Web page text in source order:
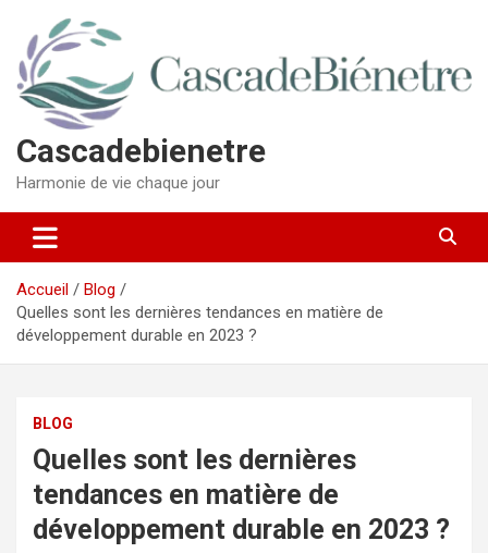
contenu
Cascadebienetre
Harmonie de vie chaque jour
Accueil
Blog
Quelles sont les dernières tendances en matière de
développement durable en 2023 ?
BLOG
Quelles sont les dernières
tendances en matière de
développement durable en 2023 ?